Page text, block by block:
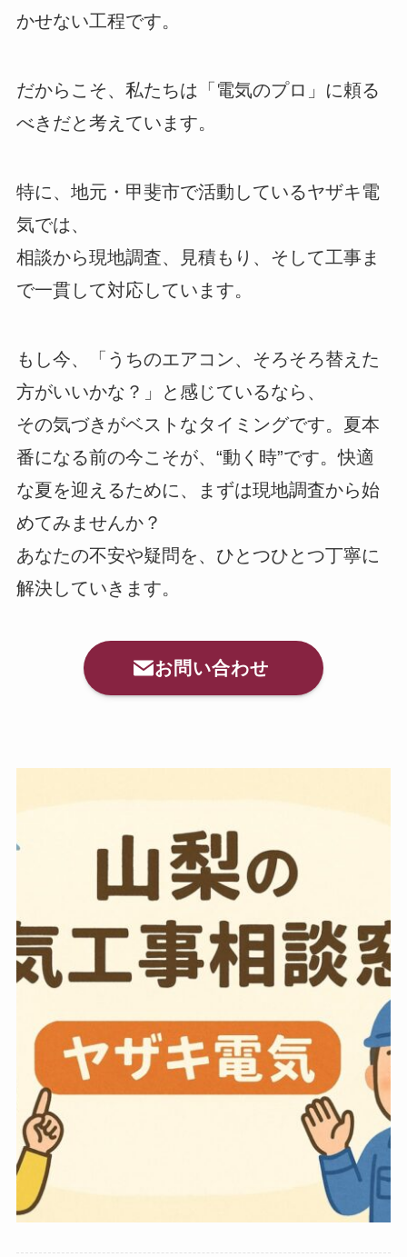
かせない工程です。
だからこそ、私たちは「電気のプロ」に頼る
べきだと考えています。
特に、地元・甲斐市で活動しているヤザキ電
気では、
相談から現地調査、見積もり、そして工事ま
で一貫して対応しています。
もし今、「うちのエアコン、そろそろ替えた
方がいいかな？」と感じているなら、
その気づきがベストなタイミングです。夏本
番になる前の今こそが、“動く時”です。快適
な夏を迎えるために、まずは現地調査から始
めてみませんか？
あなたの不安や疑問を、ひとつひとつ丁寧に
解決していきます。
お問い合わせ